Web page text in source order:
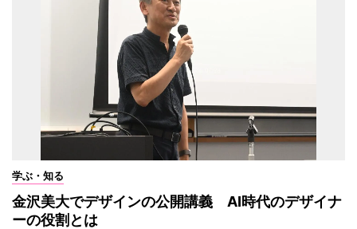
学ぶ・知る
金沢美大でデザインの公開講義 AI時代のデザイナ
ーの役割とは